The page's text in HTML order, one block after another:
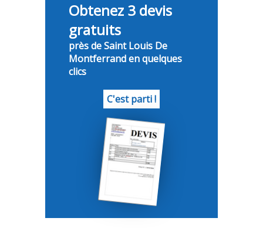
Obtenez 3 devis
gratuits
près de Saint Louis De
Montferrand en quelques
clics
C'est parti !